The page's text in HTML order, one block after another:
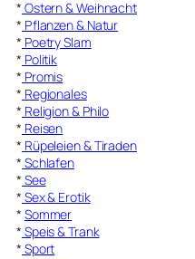
* Ostern & Weihnacht
* Pflanzen & Natur
* Poetry Slam
* Politik
* Promis
* Regionales
* Religion & Philo
* Reisen
* Rüpeleien & Tiraden
* Schlafen
* See
* Sex & Erotik
* Sommer
* Speis & Trank
* Sport